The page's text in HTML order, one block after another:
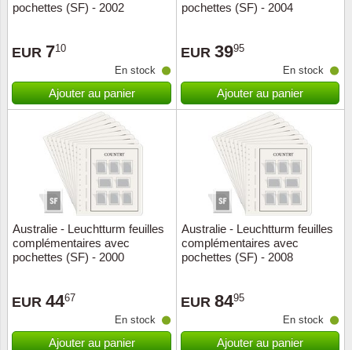
pochettes (SF) - 2002
EUR 710
En stock
Ajouter au panier
pochettes (SF) - 2004
EUR 3995
En stock
Ajouter au panier
Australie - Leuchtturm feuilles
complémentaires avec
pochettes (SF) - 2000
EUR 4467
En stock
Ajouter au panier
Australie - Leuchtturm feuilles
complémentaires avec
pochettes (SF) - 2008
EUR 8495
En stock
Ajouter au panier